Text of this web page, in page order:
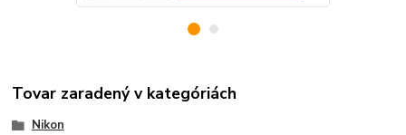
Tovar zaradený v kategóriách
Nikon